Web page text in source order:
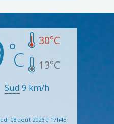
30°C
13°C
Sud 9 km/h
08 août 2026 à 17h45